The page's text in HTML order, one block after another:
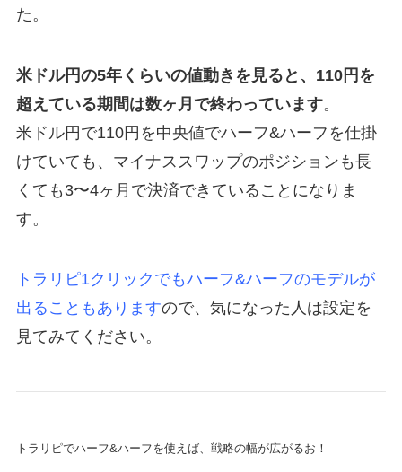
た。
米ドル円の5年くらいの値動きを見ると、110円を
超えている期間は数ヶ月で終わっています。
米ドル円で110円を中央値でハーフ&ハーフを仕掛
けていても、マイナススワップのポジションも長
くても3〜4ヶ月で決済できていることになりま
す。
トラリピ1クリックでもハーフ&ハーフのモデルが
出ることもありますので、気になった人は設定を
見てみてください。
トラリピでハーフ&ハーフを使えば、戦略の幅が広がるお！